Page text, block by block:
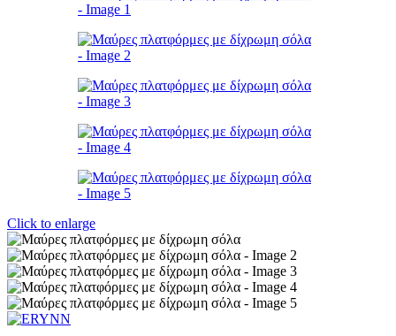
Click to enlarge